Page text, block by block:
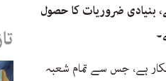
بنیادی ضروریات کا حصول
ہے، جس سے تمام شعبہ